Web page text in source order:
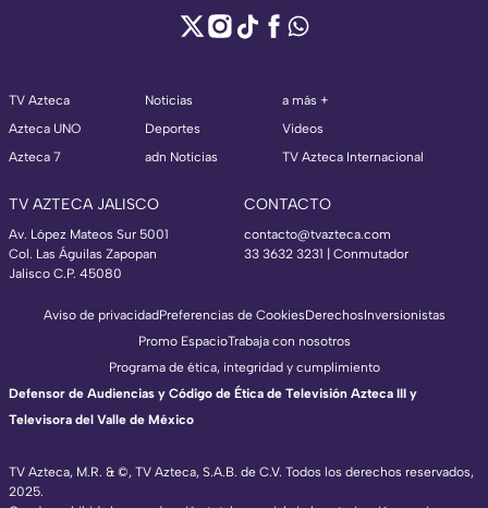
TV Azteca
Azteca UNO
Azteca 7
Noticias
Deportes
adn Noticias
a más +
Videos
TV Azteca Internacional
TV AZTECA JALISCO
Av. López Mateos Sur 5001
Col. Las Águilas Zapopan
Jalisco C.P. 45080
CONTACTO
contacto@tvazteca.com
33 3632 3231 | Conmutador
TV Azteca, M.R. & ©, TV Azteca, S.A.B. de C.V. Todos los derechos reservados,
2025.
Aviso de privacidadPreferencias de CookiesDerechosInversionistas
Promo EspacioTrabaja con nosotros
Programa de ética, integridad y cumplimiento
Defensor de Audiencias y Código de Ética de Televisión Azteca III y
Televisora del Valle de México